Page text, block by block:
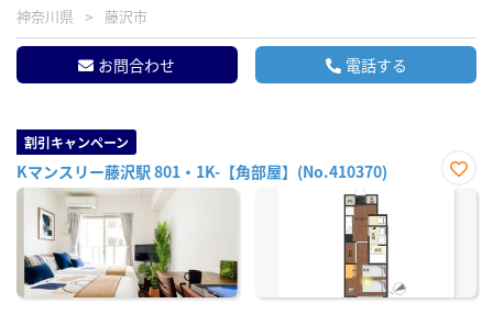
神奈川県 藤沢市
お問合わせ 電話する
割引キャンペーン
Kマンスリー藤沢駅 801・1K-【角部屋】(No.410370)
お気